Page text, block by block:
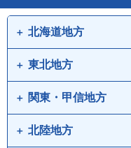
北海道地方
道北
道央
東北地方
青森県
宮城県
関東・甲信地方
東京都北陸地方